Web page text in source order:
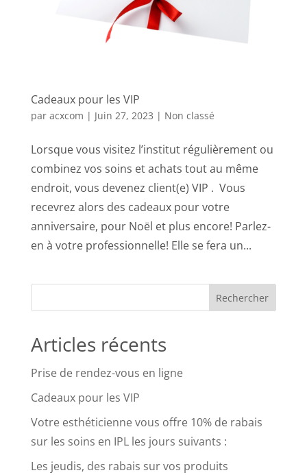
Cadeaux pour les VIP
par acxcom | Juin 27, 2023 | Non classé
Lorsque vous visitez l’institut régulièrement ou
combinez vos soins et achats tout au même
endroit, vous devenez client(e) VIP . Vous
recevrez alors des cadeaux pour votre
anniversaire, pour Noël et plus encore! Parlez-
en à votre professionnelle! Elle se fera un...
Articles récents
Prise de rendez-vous en ligne
Cadeaux pour les VIP
Votre esthéticienne vous offre 10% de rabais
sur les soins en IPL les jours suivants :
Les jeudis, des rabais sur vos produits